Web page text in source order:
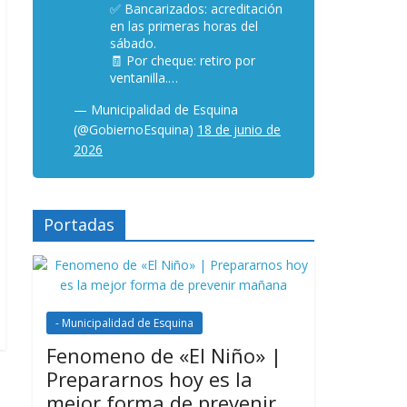
✅ Bancarizados: acreditación
en las primeras horas del
sábado.
🧾 Por cheque: retiro por
ventanilla.…
— Municipalidad de Esquina
(@GobiernoEsquina) 18 de junio de
2026
Portadas
- Municipalidad de Esquina
Fenomeno de «El Niño» |
Prepararnos hoy es la